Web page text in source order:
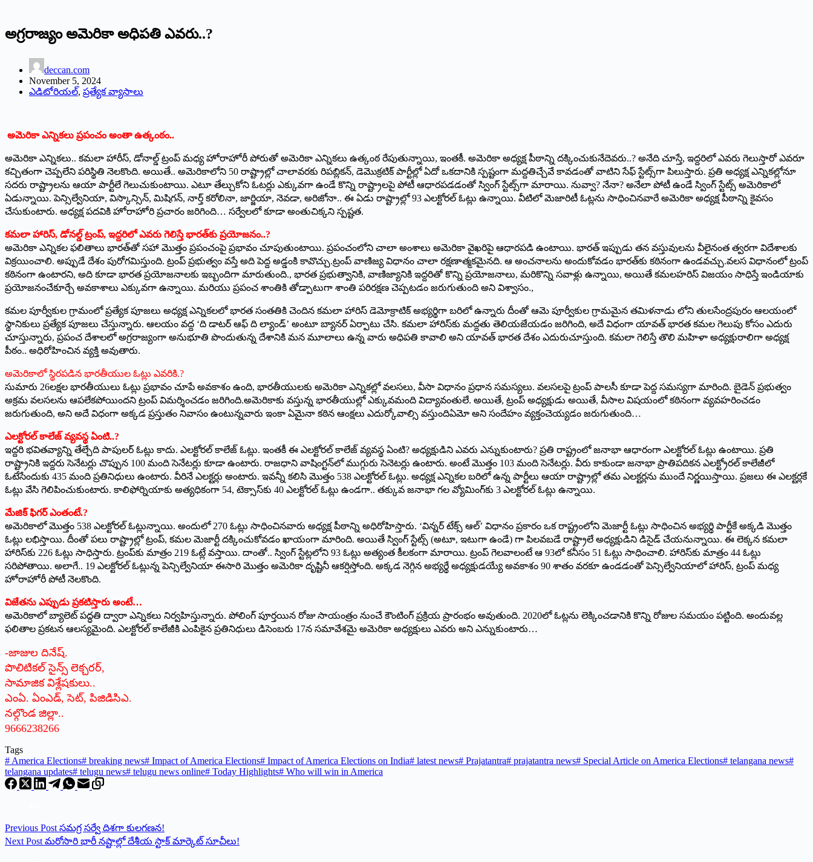
అగ్రరాజ్యం అమెరికా అధిపతి ఎవరు..?
deccan.com
November 5, 2024
ఎడిటోరియల్, ప్రత్యేక వ్యాసాలు
అమెరికా ఎన్నికలు ప్రపంచం అంతా ఉత్కంఠం..
అమెరికా ఎన్నికలు.. కమలా హారీస్, డోనాల్డ్‌ ట్రంప్‌ మధ్య హోరాహోరీ పోరుతో అమెరికా ఎన్నికలు ఉత్కంఠ రేపుతున్నాయి, ఇంతకీ. అమెరికా అధ్యక్ష పీఠాన్ని దక్కించుకునేదెవరు..? అనేది చూస్తే, ఇద్దరిలో ఎవరు గెలుస్తారో ఎవరూ
కచ్చితంగా చెప్పలేని పరిస్థితి నెలకొంది. అయితే.. అమెరికాలోని 50 రాష్ట్రాల్లో చాలావరకు రిపబ్లికన్, డెమొక్రటిక్‌ పార్టీల్లో ఏదో ఒకదానికి స్పష్టంగా మద్దతిచ్చేవే కావడంతో వాటిని సేఫ్‌ స్టేట్స్‌గా పిలుస్తారు. ప్రతి అధ్యక్ష ఎన్నికల్లోనూ
సదరు రాష్ట్రాలను ఆయా పార్టీలే గెలుచుకుంటాయి. ఎటూ తేల్చుకోని ఓటర్లు ఎక్కువగా ఉండే కొన్ని రాష్ట్రాలపై పోటీ ఆధారపడడంతో స్వింగ్‌ స్టేట్స్‌గా మారాయి. నువ్వా? నేనా? అనేలా పోటీ ఉండే స్వింగ్‌ స్టేట్స్‌ అమెరికాలో
ఏడున్నాయి. పెన్సిల్వేనియా, విస్కాన్సిన్, మిషిగన్, నార్త్‌ కరోలినా, జార్జియా, నెవడా, అరిజోనా.. ఈ ఏడు రాష్ట్రాల్లో 93 ఎలక్టోరల్‌ ఓట్లు ఉన్నాయి. వీటిలో మెజారిటీ ఓట్లను సాధించినవారే అమెరికా అధ్యక్ష పీఠాన్ని కైవసం
చేసుకుంటారు. అధ్యక్ష పదవికి హోరాహోరి ప్రచారం జరిగింది… సర్వేలలో కూడా అంతుచిక్కని స్పష్టత.
కమలా హారిస్, డోనల్డ్ ట్రంప్, ఇద్దరిలో ఎవరు గెలిస్తే భారత్‌కు ప్రయోజనం..?
అమెరికా ఎన్నికల ఫలితాలు భారత్‌తో సహా మొత్తం ప్రపంచంపై ప్రభావం చూపుతుంటాయి. ప్రపంచంలోని చాలా అంశాలు అమెరికా వైఖరిపై ఆధారపడి ఉంటాయి. భారత్ ఇప్పుడు తన వస్తువులను వీలైనంత త్వరగా విదేశాలకు
విక్రయించాలి. అప్పుడే దేశం పురోగమిస్తుంది. ట్రంప్ ప్రభుత్వం వస్తే అది పెద్ద అడ్డంకి కావొచ్చు.ట్రంప్ వాణిజ్య విధానం చాలా రక్షణాత్మకమైనది. ఆ అంచనాలను అందుకోవడం భారత్‌కు కఠినంగా ఉండవచ్చు.వలస విధానంలో ట్రంప్
కఠినంగా ఉంటారని, అది కూడా భారత ప్రయోజనాలకు ఇబ్బందిగా మారుతుంది., భారత ప్రభుత్వానికి, వాణిజ్యానికి ఇద్దరితో కొన్ని ప్రయోజనాలు, మరికొన్ని సవాళ్లు ఉన్నాయి, అయితే కమలహరిస్ విజయం సాధిస్తే ఇండియాకు
ప్రయోజనంచేకూర్చే అవకాశాలు ఎక్కువగా ఉన్నాయి. మరియు ప్రపంచ శాంతికి తోడ్పాటుగా శాంతి పరిరక్షణ చెప్పటడం జరుగుతుంది అని విశ్వాసం.,
కమల పూర్వీకుల గ్రామంలో ప్రత్యేక పూజలు అధ్యక్ష ఎన్నికలలో భారత సంతతికి చెందిన కమలా హారిస్ డెమోక్రాటిక్ అభ్యర్థిగా బరిలో ఉన్నారు దీంతో ఆమె పూర్వీకుల గ్రామమైన తమిళనాడు లోని తులసేంద్రపురం ఆలయంలో
స్థానికులు ప్రత్యేక పూజలు చేస్తున్నారు. ఆలయం వద్ద ‘ది డాటర్ ఆఫ్ ది ల్యాండ్’ అంటూ బ్యానర్ ఏర్పాటు చేసి. కమలా హారిస్‌కు మద్దతు తెలియజేయడం జరిగింది, అదే విధంగా యావత్ భారత కమల గెలుపు కోసం ఎదురు
చూస్తున్నారు, ప్రపంచ దేశాలలో అగ్రరాజ్యంగా అనుభూతి పొందుతున్న దేశానికి మన మూలాలు ఉన్న వారు అధిపతి కావాలి అని యావత్ భారత దేశం ఎదురుచూస్తుంది. కమలా గెలిస్తే తొలి మహిళా అధ్యక్షురాలిగా అధ్యక్ష
పీఠం.. అధిరోహించిన వ్యక్తి అవుతారు.
అమెరికాలో స్థిరపడిన భారతీయుల ఓట్లు ఎవరికి.?
సుమారు 26లక్షల భారతీయులు ఓట్లు ప్రభావం చూపే అవకాశం ఉంది, భారతీయులకు అమెరికా ఎన్నికల్లో వలసలు, వీసా విధానం ప్రధాన సమస్యలు. వలసలపై ట్రంప్ పాలసీ కూడా పెద్ద సమస్యగా మారింది. బైడెన్ ప్రభుత్వం
అక్రమ వలసలను ఆపలేకపోయిందని ట్రంప్ విమర్శించడం జరిగింది.అమెరికాకు వస్తున్న భారతీయుల్లో ఎక్కువమంది విద్యావంతులే. అయితే, ట్రంప్ అధ్యక్షుడు అయితే, వీసాల విషయంలో కఠినంగా వ్యవహరించడం
జరుగుతుంది, అని అదే విధంగా అక్కడ ప్రస్తుతం నివాసం ఉంటున్నవారు ఇంకా ఏమైనా కఠిన ఆంక్షలు ఎదుర్కోవాల్సి వస్తుందిఏమో అని సందేహం వ్యక్తంచెయ్యడం జరుగుతుంది…
ఎలక్టోరల్ కాలేజ్ వ్యవస్థ ఏంటి..?
ఇద్దరి భవితవ్యాన్ని తేల్చేది పాపులర్ ఓట్లు కాదు. ఎలక్టోరల్ కాలేజ్ ఓట్లు. ఇంతకీ ఈ ఎలక్టోరల్ కాలేజ్ వ్యవస్థ ఏంటి? అధ్యక్షుడిని ఎవరు ఎన్నుకుంటారు? ప్రతి రాష్ట్రంలో జనాభా ఆధారంగా ఎలక్టోరల్ ఓట్లు ఉంటాయి. ప్రతి
రాష్ట్రానికి ఇద్దరు సెనేటర్లు చొప్పున 100 మంది సెనేటర్లు కూడా ఉంటారు. రాజధాని వాషింగ్టన్‌లో ముగ్గురు సెనెటర్లు ఉంటారు. అంటే మొత్తం 103 మంది సెనేటర్లు. వీరు కాకుండా జనాభా ప్రాతిపదికన ఎలక్ట్రోరల్‌ కాలేజీలో
ఓటేసేందుకు 435 మంది ప్రతినిధులు ఉంటారు. వీరినే ఎలక్టర్లు అంటారు. ఇవన్నీ కలిసి మొత్తం 538 ఎలక్టోరల్‌ ఓట్లు. అధ్యక్ష ఎన్నికల బరిలో ఉన్న పార్టీలు ఆయా రాష్ట్రాల్లో తమ ఎలక్టర్లను ముందే నిర్ణయిస్తాయి. ప్రజలు ఈ ఎలక్టర్లకే
ఓట్లు వేసి గెలిపించుకుంటారు. కాలిఫోర్నియాకు అత్యధికంగా 54, టెక్సాస్‌కు 40 ఎలక్టోరల్‌ ఓట్లు ఉండగా.. తక్కువ జనాభా గల వ్యోమింగ్‌కు 3 ఎలక్టోరల్‌ ఓట్లు ఉన్నాయి.
మేజిక్ ఫిగర్ ఎంతంటే.?
అమెరికాలో మొత్తం 538 ఎలక్టోరల్ ఓట్లున్నాయి. అందులో 270 ఓట్లు సాధించినవారు అధ్యక్ష పీఠాన్ని అధిరోహిస్తారు. ‘విన్నర్ టేక్స్ ఆల్’ విధానం ప్రకారం ఒక రాష్ట్రంలోని మెజార్టీ ఓట్లు సాధించిన అభ్యర్థి పార్టీకే అక్కడి మొత్తం
ఓట్లు లభిస్తాయి. దీంతో పలు రాష్ట్రాల్లో ట్రంప్, కమల మెజార్టీ దక్కించుకోవడం ఖాయంగా మారింది. అయితే స్వింగ్ స్టేట్స్ (అటూ, ఇటుగా ఉండే) గా పిలవబడే రాష్ట్రాలే అధ్యక్షుడిని డిసైడ్ చేయనున్నాయి. ఈ లెక్కన కమలా
హారిస్‌కు 226 ఓట్లు సాధిస్తారు. ట్రంప్‌కు మాత్రం 219 ఓట్లే వస్తాయి. దాంతో.. స్వింగ్‌ స్టేట్లలోని 93 ఓట్లు అత్యంత కీలకంగా మారాయి. ట్రంప్‌ గెలవాలంటే ఆ 93లో కనీసం 51 ఓట్లు సాధించాలి. హారిస్‌కు మాత్రం 44 ఓట్లు
సరిపోతాయి. అలాగే.. 19 ఎలక్టోరల్‌ ఓట్లున్న పెన్సిల్వేనియా ఈసారి మొత్తం అమెరికా దృష్టినీ ఆకర్షిస్తోంది. అక్కడ నెగ్గిన అభ్యర్థే అధ్యక్షుడయ్యే అవకాశం 90 శాతం వరకూ ఉండడంతో పెన్సిల్వేనియాలో హారిస్, ట్రంప్‌ మధ్య
హోరాహోరీ పోటీ నెలకొంది.
విజేతను ఎప్పుడు ప్రకటిస్తారు అంటే…
అమెరికాలో బ్యాలెట్ పద్ధతి ద్వారా ఎన్నికలు నిర్వహిస్తున్నారు. పోలింగ్ పూర్తయిన రోజు సాయంత్రం నుంచే కౌంటింగ్ ప్రక్రియ ప్రారంభం అవుతుంది. 2020లో ఓట్లను లెక్కించడానికి కొన్ని రోజుల సమయం పట్టింది. అందువల్ల
ఫలితాల ప్రకటన ఆలస్యమైంది. ఎలక్టోరల్‌ కాలేజీకి ఎంపికైన ప్రతినిధులు డిసెంబరు 17న సమావేశమై అమెరికా అధ్యక్షులు ఎవరు అని ఎన్నుకుంటారు…
-జాజుల దినేష్.
పొలిటికల్ సైన్స్ లెక్చరర్,
సామాజిక విశ్లేషకులు..
ఎంఏ. ఏంఎడ్‌, సెట్, పిజిడిసిఎ.
నల్గొండ జిల్లా..
9666238266
Tags
# America Elections# breaking news# Impact of America Elections# Impact of America Elections on India# latest news# Prajatantra# prajatantra news# Special Article on America Elections# telangana news#
telangana updates# telugu news# telugu news online# Today Highlights# Who will win in America
Previous Post సమగ్ర సర్వే దిశగా కులగణన!
Next Post మరోసారి భారీ నష్టాల్లో దేశీయ స్టాక్‌ మార్కెట్‌ సూచీలు!